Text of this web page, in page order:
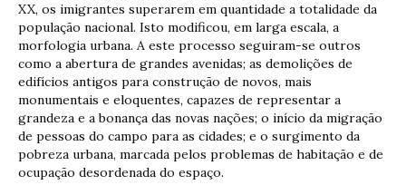
XX, os imigrantes superarem em quantidade a totalidade da
população nacional. Isto modificou, em larga escala, a
morfologia urbana. A este processo seguiram-se outros
como a abertura de grandes avenidas; as demolições de
edifícios antigos para construção de novos, mais
monumentais e eloquentes, capazes de representar a
grandeza e a bonança das novas nações; o início da migração
de pessoas do campo para as cidades; e o surgimento da
pobreza urbana, marcada pelos problemas de habitação e de
ocupação desordenada do espaço.